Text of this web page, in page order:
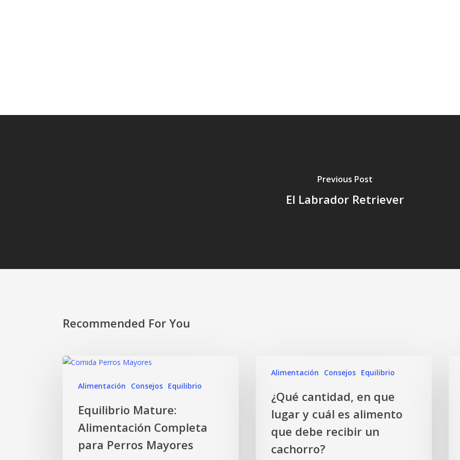
Previous Post
El Labrador Retriever
Recommended For You
Alimentación Consejos Equilibrio
Equilibrio Mature:
Alimentación Completa
para Perros Mayores
Alimentación Consejos Equilibrio
¿Qué cantidad, en que
lugar y cuál es alimento
que debe recibir un
cachorro?